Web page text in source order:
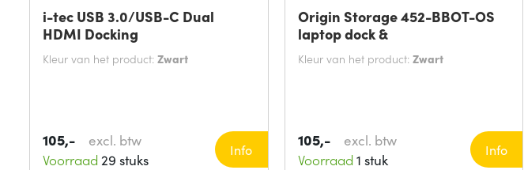
i-tec USB 3.0/USB-C Dual
HDMI Docking
Kleur van het product: Zwart
105,-
excl. btw
Voorraad 29 stuks
Info
Origin Storage 452-BBOT-OS
laptop dock &
Kleur van het product: Zwart
105,-
excl. btw
Voorraad 1 stuk
Info